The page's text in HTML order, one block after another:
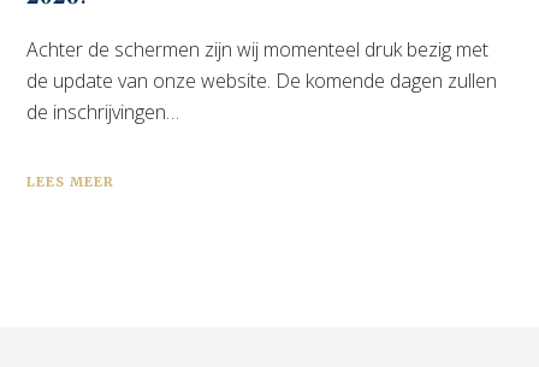
Achter de schermen zijn wij momenteel druk bezig met
de update van onze website. De komende dagen zullen
de inschrijvingen…
LEES MEER